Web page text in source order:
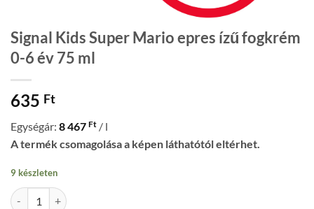
Signal Kids Super Mario epres ízű fogkrém
0-6 év 75 ml
635 Ft
Egységár: 8 467 Ft / l
A termék csomagolása a képen láthatótól eltérhet.
9 készleten
Signal Kids Super Mario epres ízű fogkrém 0-6 év 75 ml mennyiség